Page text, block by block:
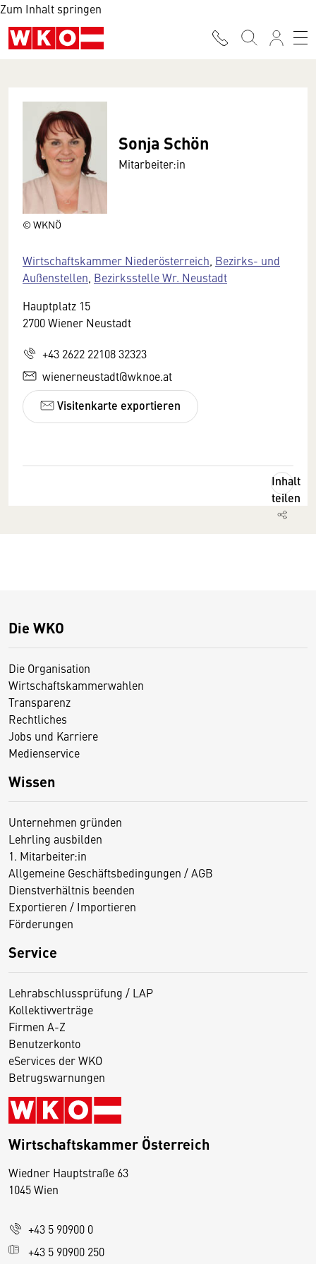
Zum Inhalt springen
© WKNÖ
Sonja Schön
Mitarbeiter:in
Wirtschaftskammer Niederösterreich Bezirks- und
Außenstellen Bezirksstelle Wr. Neustadt
Hauptplatz 15
2700 Wiener Neustadt
+43 2622 22108 32323
wienerneustadt@wknoe.at
Visitenkarte exportieren
Inhalt
teilen
Die WKO
Die Organisation
Wirtschaftskammerwahlen
Transparenz
Rechtliches
Jobs und Karriere
Medienservice
Wissen
Unternehmen gründen
Lehrling ausbilden
1. Mitarbeiter:in
Allgemeine Geschäftsbedingungen / AGB
Dienstverhältnis beenden
Exportieren / Importieren
Förderungen
Service
Lehrabschlussprüfung / LAP
Kollektivverträge
Firmen A-Z
Benutzerkonto
eServices der WKO
Betrugswarnungen
Wirtschaftskammer Österreich
Wiedner Hauptstraße 63
1045 Wien
+43 5 90900 0
+43 5 90900 250
D
s
e